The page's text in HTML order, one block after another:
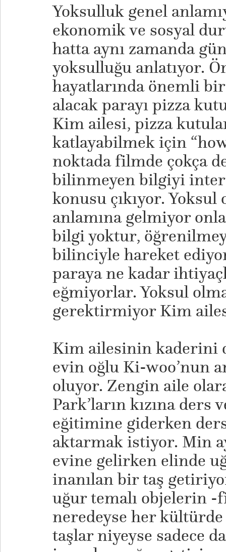
Yoksulluk genel
ekonomik ve sosyal
hatta aynı zamanda
yoksulluğu anlatıyor.
hayatlarında önemli
alacak parayı pizza
Kim ailesi, pizza
katlayabilmek için
noktada filmde çokça
bilinmeyen bilgiyi
konusu çıkıyor.
anlamına gelmiyor
bilgi yoktur,
bilinciyle hareket
paraya ne kadar
eğmiyorlar. Yoksul
gerektirmiyor Kim
Kim ailesinin kaderini
evin oğlu Ki-woo’nun
oluyor. Zengin aile
Park’ların kızına ders
eğitimine giderken
aktarmak istiyor. Min
evine gelirken elinde
inanılan bir taş
uğur temalı objelerin -
neredeyse her kültürde
taşlar niyeyse sadece